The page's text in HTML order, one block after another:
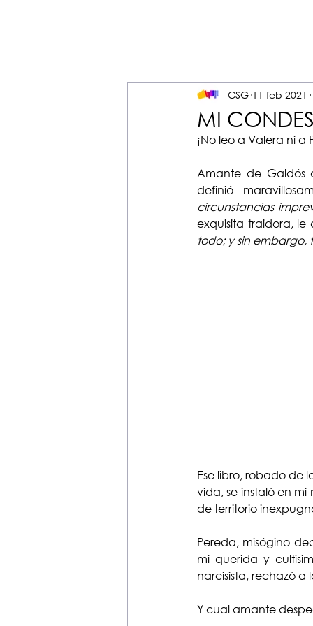
MI
CSG 11 feb 2021
¡No leo a Valera ni a
Amante de Galdós
definió
circunstancias
exquisita traidora,
todo; y sin
Ese libro, robado de
vida, se instaló en
de territorio
Pereda, misógino
mi querida y
narcisista, rechazó
Y cual amante